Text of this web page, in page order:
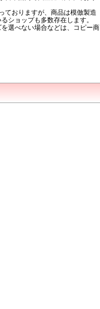
ておりますが、商品は模倣製造
ショップも多数存在します。
選べない場合などは、コピー商